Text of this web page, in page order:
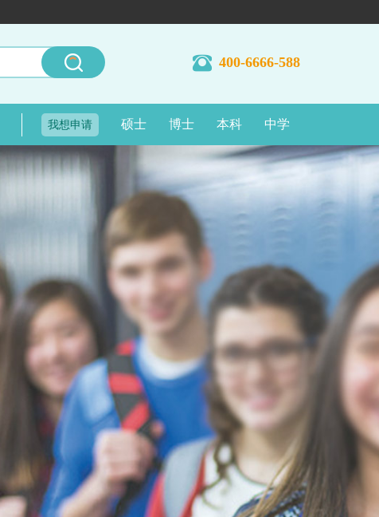
400-6666-588
我想申请 硕士 博士 本科 中学